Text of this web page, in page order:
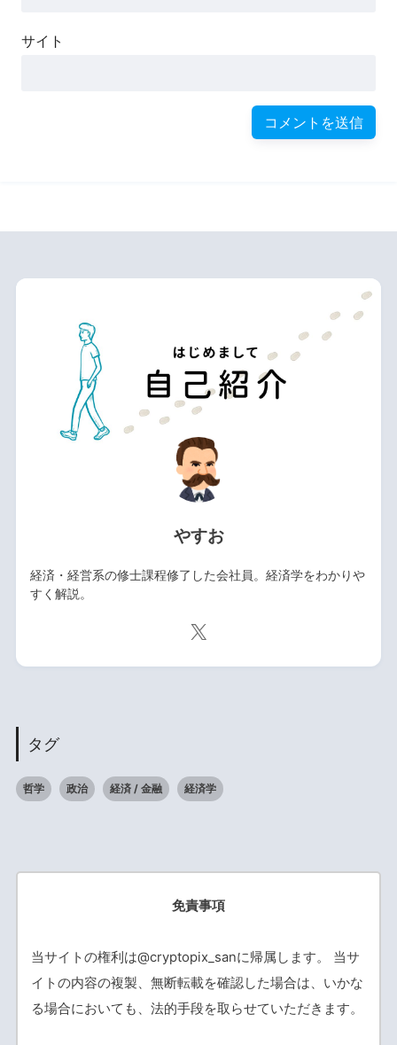
サイト
やすお
経済・経営系の修士課程修了した会社員。経済学をわかりや
すく解説。
タグ
哲学 政治 経済 / 金融 経済学
免責事項
当サイトの権利は@cryptopix_sanに帰属します。 当サ
イトの内容の複製、無断転載を確認した場合は、いかな
る場合においても、法的手段を取らせていただきます。